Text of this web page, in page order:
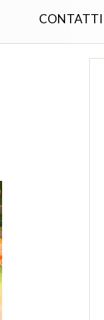
CONTATTI